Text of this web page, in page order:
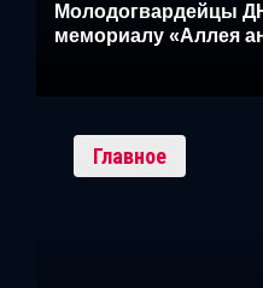
Молодогвардейцы
мемориалу «Аллея
Главное